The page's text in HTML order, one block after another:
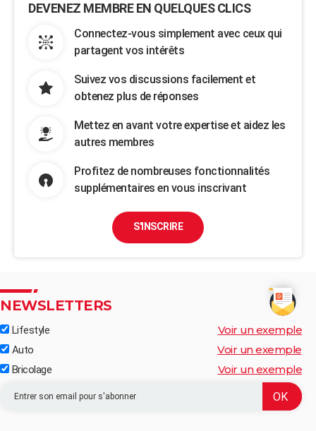
DEVENEZ MEMBRE EN QUELQUES CLICS
Connectez-vous simplement avec ceux qui
partagent vos intérêts
Suivez vos discussions facilement et
obtenez plus de réponses
Mettez en avant votre expertise et aidez les
autres membres
Profitez de nombreuses fonctionnalités
supplémentaires en vous inscrivant
S'INSCRIRE
NEWSLETTERS
Lifestyle Voir un exemple
Auto Voir un exemple
Bricolage Voir un exemple